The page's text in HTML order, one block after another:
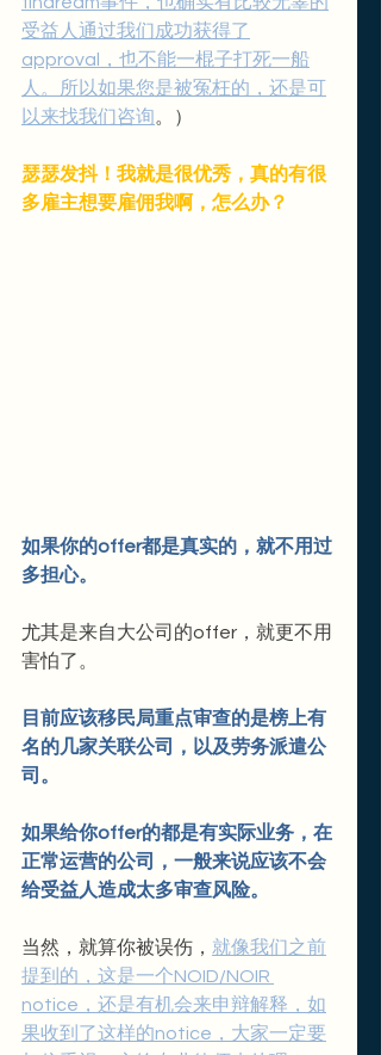
受益人通过我们成功获得了
approval，也不能一棍子打死一船
人。所以如果您是被冤枉的，还是可
以来找我们咨询 。）
瑟瑟发抖！我就是很优秀，真的有很
多雇主想要雇佣我啊，怎么办？
如果你的offer都是真实的，就不用过
多担心。
尤其是来自大公司的offer，就更不用
害怕了。
目前应该移民局重点审查的是榜上有
名的几家关联公司，以及劳务派遣公
司。
如果给你offer的都是有实际业务，在
正常运营的公司，一般来说应该不会
给受益人造成太多审查风险。
当然，就算你被误伤， 就像我们之前
提到的，这是一个NOID/NOIR
notice，还是有机会来申辩解释，如
果收到了这样的notice，大家一定要